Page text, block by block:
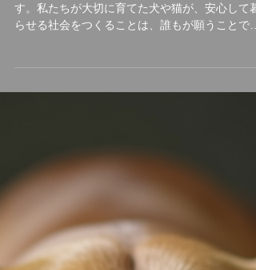
よね。そんな願いを叶えるために、郡山市では
「殺処分ゼロ推進」の取り組みが着実に進んでい
ます。今回は、その現状と未来について、心を込
は？ 郡山市では、動物の命を尊重し、無駄な殺
分をなくすための活動が活発に行われています。
行政と地域のボランティア団体、そして市民が一